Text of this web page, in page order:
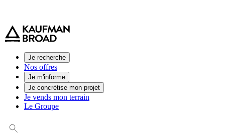
Je recherche
Nos offres
Je m'informe
Je concrétise mon projet
Je vends mon terrain
Le Groupe